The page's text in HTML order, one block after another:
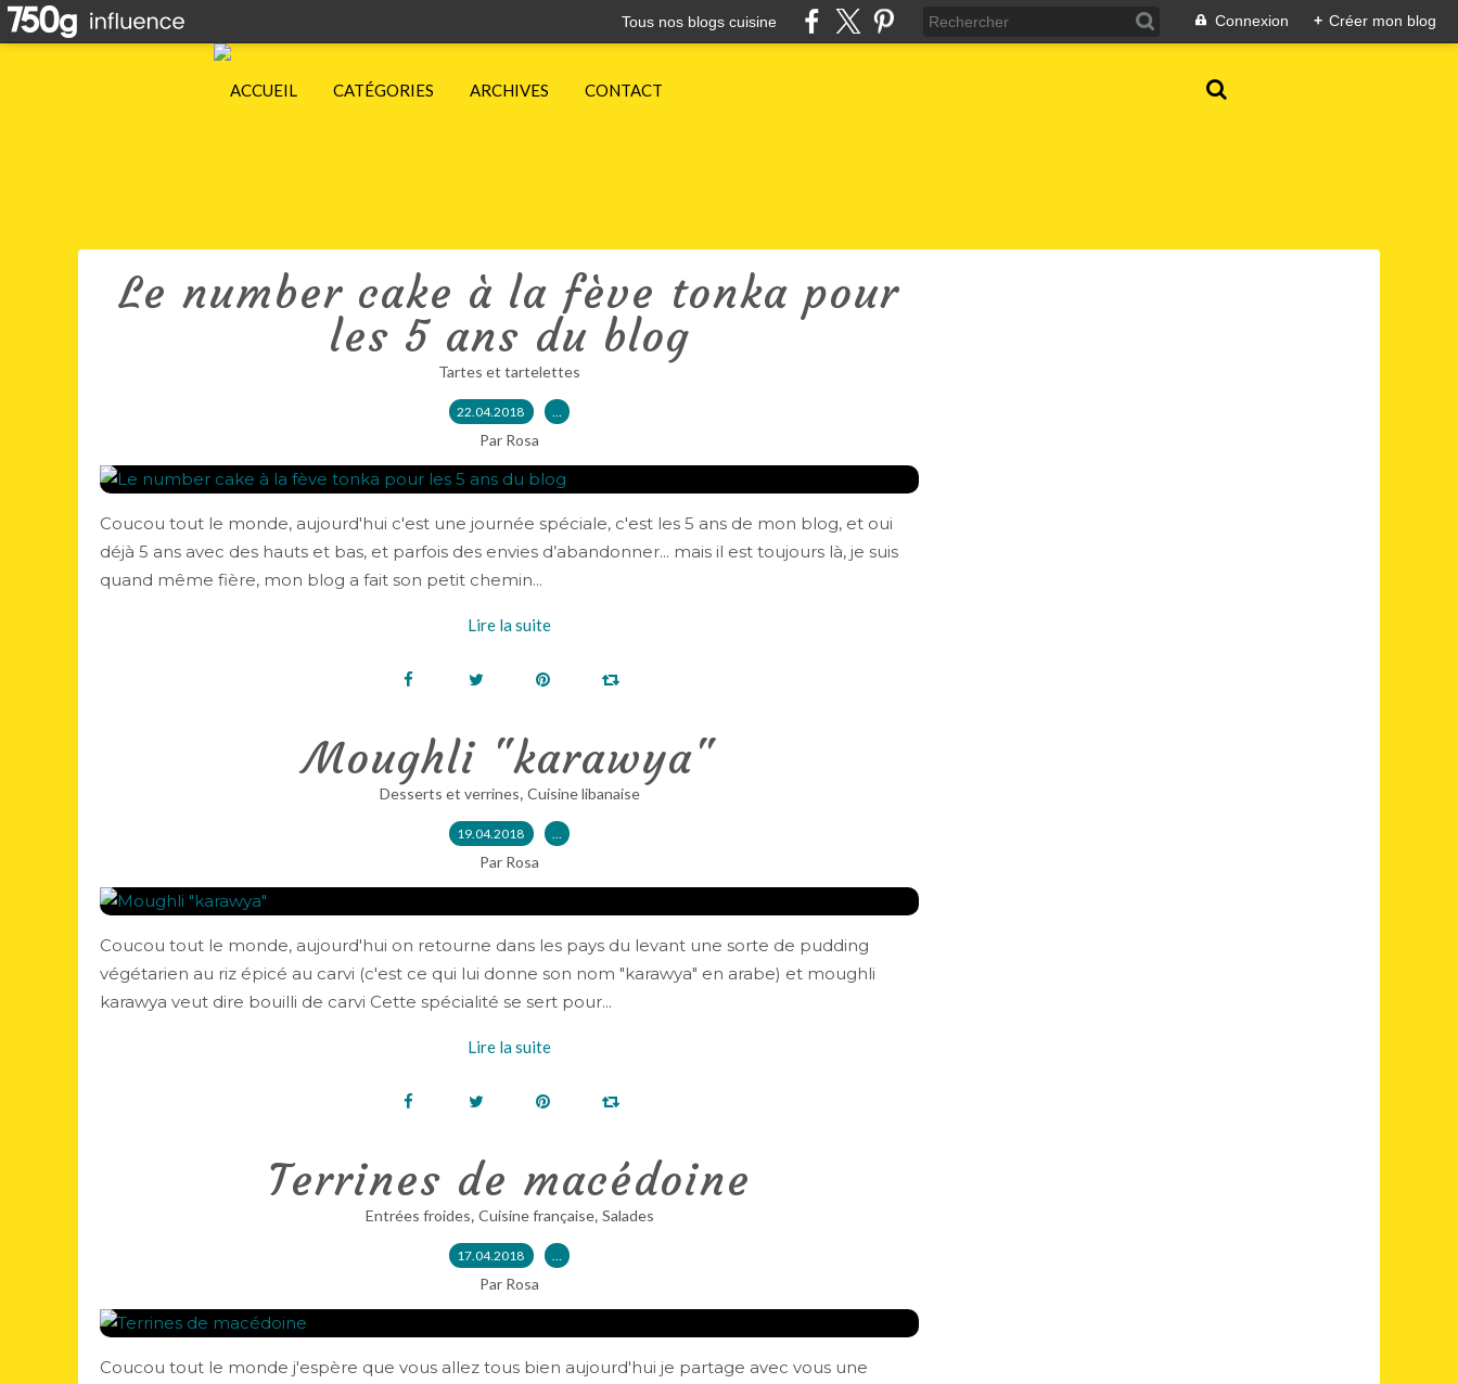
Tous nos blogs cuisine Connexion + Créer mon blog
ACCUEIL CATÉGORIES ARCHIVES CONTACT
Le number cake à la fève tonka pour
les 5 ans du blog
Tartes et tartelettes
22.04.2018 …
Par Rosa
Coucou tout le monde, aujourd'hui c'est une journée spéciale, c'est les 5 ans de mon blog, et oui
déjà 5 ans avec des hauts et bas, et parfois des envies d’abandonner... mais il est toujours là, je suis
quand même fière, mon blog a fait son petit chemin...
Lire la suite
Moughli "karawya"
Desserts et verrines, Cuisine libanaise
19.04.2018 …
Par Rosa
Coucou tout le monde, aujourd'hui on retourne dans les pays du levant une sorte de pudding
végétarien au riz épicé au carvi (c'est ce qui lui donne son nom "karawya" en arabe) et moughli
karawya veut dire bouilli de carvi Cette spécialité se sert pour...
Lire la suite
Terrines de macédoine
Entrées froides, Cuisine française, Salades
17.04.2018 …
Par Rosa
Coucou tout le monde j'espère que vous allez tous bien aujourd'hui je partage avec vous une